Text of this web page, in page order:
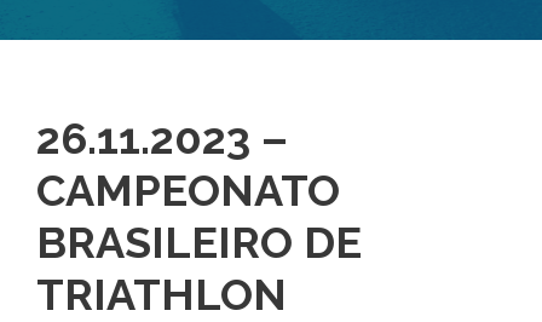
26.11.2023 –
CAMPEONATO
BRASILEIRO DE
TRIATHLON